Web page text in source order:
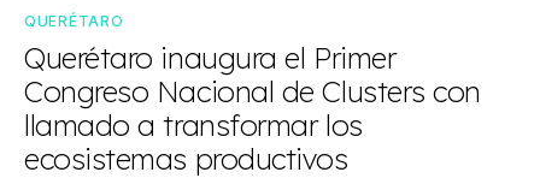
QUERÉTARO
Querétaro inaugura el Primer
Congreso Nacional de Clusters con
llamado a transformar los
ecosistemas productivos